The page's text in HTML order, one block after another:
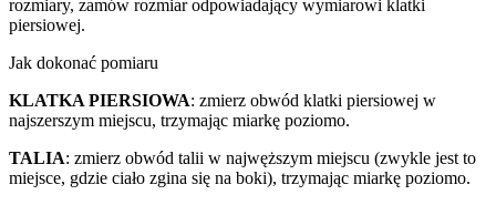
rozmiary, zamów rozmiar odpowiadający wymiarowi klatki
piersiowej.
Jak dokonać pomiaru
KLATKA PIERSIOWA: zmierz obwód klatki piersiowej w
najszerszym miejscu, trzymając miarkę poziomo.
TALIA: zmierz obwód talii w najwęższym miejscu (zwykle jest to
miejsce, gdzie ciało zgina się na boki), trzymając miarkę poziomo.